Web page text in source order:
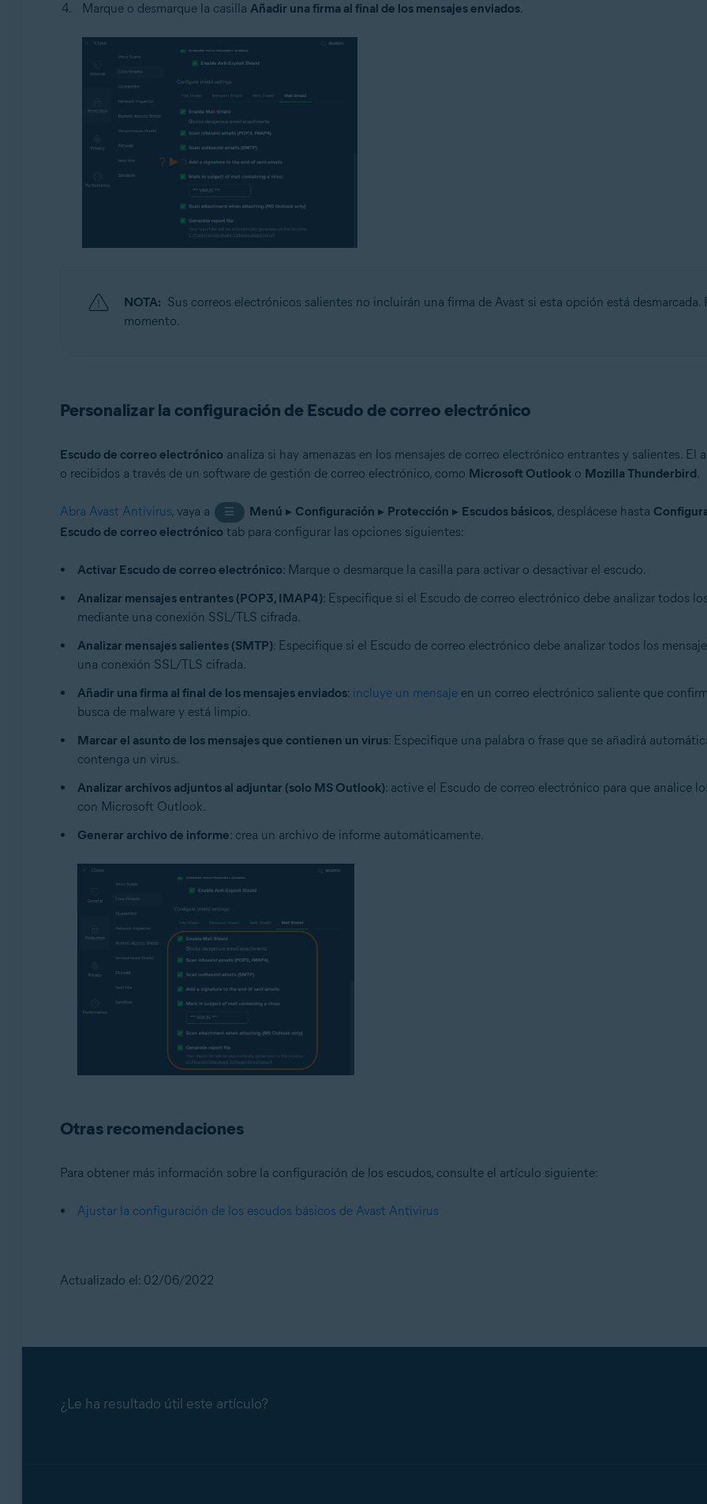
Marque o desmarque la casilla Añadir una firma al final de los mensajes enviados.
NOTA: Sus correos electrónicos salientes no incluirán una firma de Avast si esta opción está
momento.
Personalizar la configuración de Escudo de correo electrónico
Escudo de correo electrónico analiza si hay amenazas en los mensajes de correo electrónico entrantes y salientes. El
o recibidos a través de un software de gestión de correo electrónico, como Microsoft Outlooko Mozilla Thunderbird.
Abra Avast Antivirus, vaya a ☰ Menú ▸ Configuración ▸ Protección ▸ Escudos básicos, desplácese hasta
Escudo de correo electrónico tab para configurar las opciones siguientes:
Activar Escudo de correo electrónico: Marque o desmarque la casilla para activar o desactivar el escudo.
Analizar mensajes entrantes (POP3, IMAP4): Especifique si el Escudo de correo electrónico debe analizar todos
mediante una conexión SSL/TLS cifrada.
Analizar mensajes salientes (SMTP): Especifique si el Escudo de correo electrónico debe analizar todos los
una conexión SSL/TLS cifrada.
Añadir una firma al final de los mensajes enviados:incluye un mensajeen un correo electrónico saliente que
busca de malware y está limpio.
Marcar el asunto de los mensajes que contienen un virus: Especifique una palabra o frase que se añadirá
contenga un virus.
Analizar archivos adjuntos al adjuntar (solo MS Outlook): active el Escudo de correo electrónico para que analice
con Microsoft Outlook.
Generar archivo de informe: crea un archivo de informe automáticamente.
Otras recomendaciones
Para obtener más información sobre la configuración de los escudos, consulte el artículo siguiente:
Ajustar la configuración de los escudos básicos de Avast Antivirus
Actualizado el: 02/06/2022
¿Le ha resultado útil este artículo?